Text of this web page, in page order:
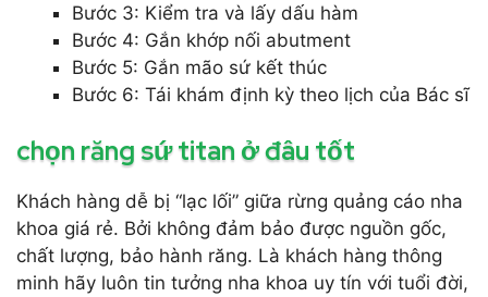
Bước 3: Kiểm tra và lấy dấu hàm
Bước 4: Gắn khớp nối abutment
Bước 5: Gắn mão sứ kết thúc
Bước 6: Tái khám định kỳ theo lịch của Bác sĩ
chọn răng sứ titan ở đâu tốt
Khách hàng dễ bị “lạc lối” giữa rừng quảng cáo nha
khoa giá rẻ. Bởi không đảm bảo được nguồn gốc,
chất lượng, bảo hành răng. Là khách hàng thông
minh hãy luôn tin tưởng nha khoa uy tín với tuổi đời,